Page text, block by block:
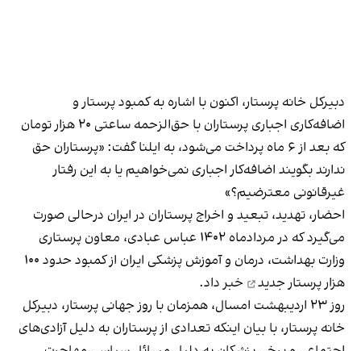
دبیرکل خانه پرستار، اکنون با اشاره به کمبود پرستار و
اضافه‌کاری اجباری پرستاران با حق‌الزحمه ساعتی ۲۰ هزار تومان
که بعد از ۶ ماه پرداخت می‌شود، به ایلنا گفت: «پرستاران حق
ندارند بگویند اضافه‌کار اجباری نمی‌خواهیم یا به این رفتار
غیرقانونی معترضیم؟»
احضار، تهدید، تبعید و اخراج پرستاران در ایران درحالی صورت
می‌گیرد که در مردادماه ۱۴۰۲ عباس عبادی، معاون پرستاری
وزارت بهداشت، درمان و آموزش پزشکی ایران از
کمبود حدود ۱۰۰
هزار پرستار جدید
خبر داد.
روز ۲۳ اردیبهشت امسال، همزمان با روز جهانی پرستار، دبیرکل
خانه پرستار، با بیان اینکه تعدادی از پرستاران به دلیل آزادی‌های